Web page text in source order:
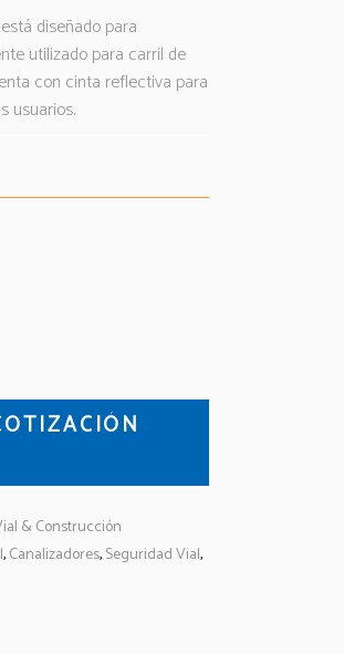
diseñado para
utilizado para carril de
con cinta reflectiva para
usuarios.
& Construcción
,Canalizadores,Seguridad Vial,